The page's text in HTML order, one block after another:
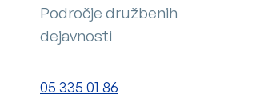
Področje družbenih
dejavnosti
05 335 01 86